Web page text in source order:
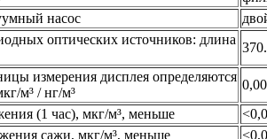
насос
оптических источников: длина
измерения дисплея определяются
м³ / нг/м³
(1 час), мкг/м³, меньше
сажи, мкг/м³, меньше